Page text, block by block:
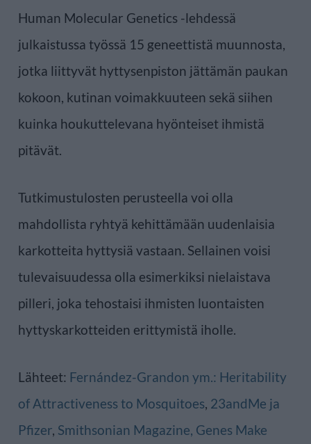
Human Molecular Genetics -lehdessä
julkaistussa työssä 15 geneettistä muunnosta,
jotka liittyvät hyttysenpiston jättämän paukan
kokoon, kutinan voimakkuuteen sekä siihen
kuinka houkuttelevana hyönteiset ihmistä
pitävät.
Tutkimustulosten perusteella voi olla
mahdollista ryhtyä kehittämään uudenlaisia
karkotteita hyttysiä vastaan. Sellainen voisi
tulevaisuudessa olla esimerkiksi nielaistava
pilleri, joka tehostaisi ihmisten luontaisten
hyttyskarkotteiden erittymistä iholle.
Lähteet: Fernández-Grandon ym.: Heritability
of Attractiveness to Mosquitoes, 23andMe ja
Pfizer, Smithsonian Magazine, Genes Make